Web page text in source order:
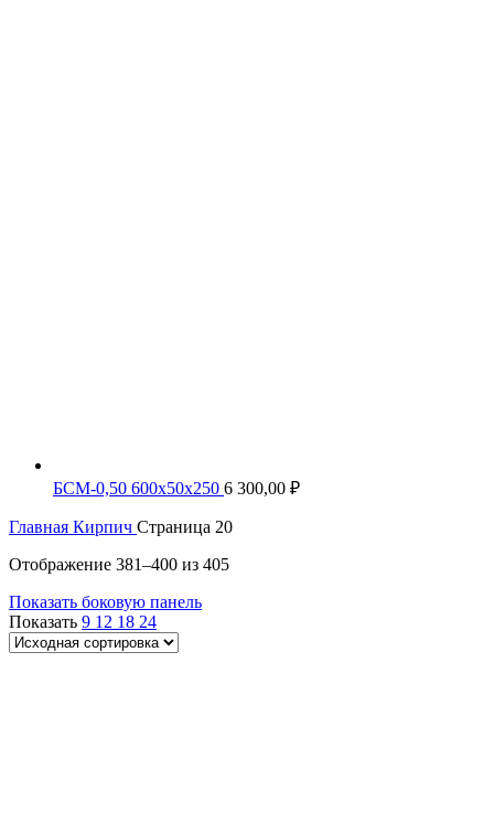
БСМ-0,50 600х50х250 6 300,00 ₽
Главная Кирпич Страница 20
Отображение 381–400 из 405
Показать боковую панель
Показать 9 12 18 24